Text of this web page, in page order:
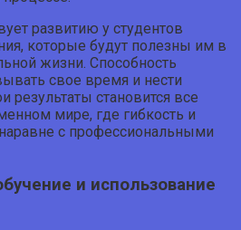
развитию у студентов
которые будут полезны им в
жизни. Способность
свое время и нести
результаты становится все
мире, где гибкость и
с профессиональными
и использование